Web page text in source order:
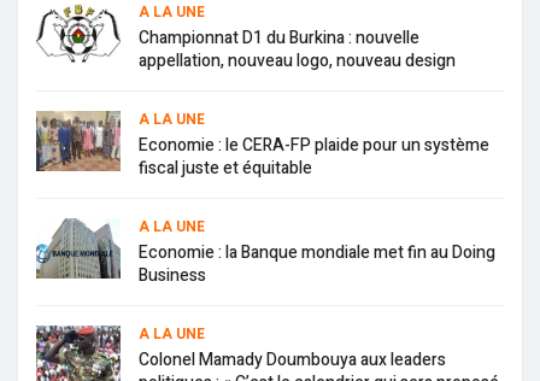
A LA UNE
Championnat D1 du Burkina : nouvelle
appellation, nouveau logo, nouveau design
A LA UNE
Economie : le CERA-FP plaide pour un système
fiscal juste et équitable
A LA UNE
Economie : la Banque mondiale met fin au Doing
Business
A LA UNE
Colonel Mamady Doumbouya aux leaders